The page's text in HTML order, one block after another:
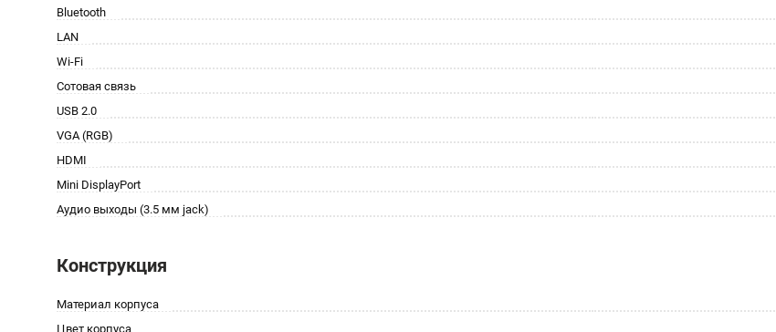
Bluetooth
LAN
Wi-Fi
Сотовая связь
USB 2.0
VGA (RGB)
HDMI
Mini DisplayPort
Аудио выходы (3.5 мм jack)
Конструкция
Материал корпуса
Цвет корпуса